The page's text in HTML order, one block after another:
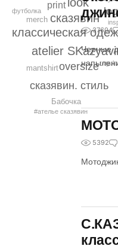
сказявин
классическая
atelier
oversize
сказявин. стиль
print
mantshirt
merch
Бабочка
#ателье сказявин
футболка
37604
Черные
5392